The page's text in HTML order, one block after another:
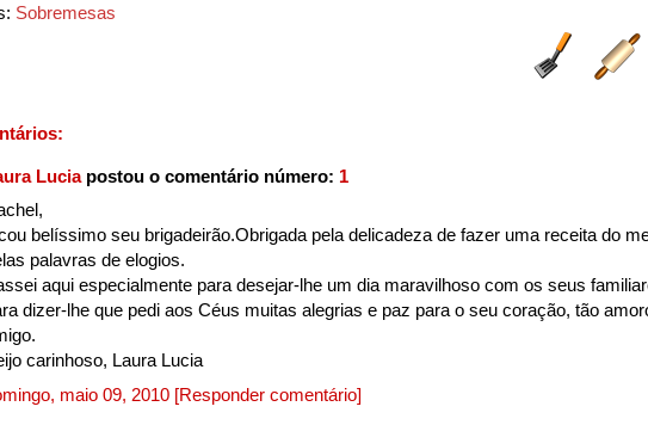
Sobremesas
Luciapostou o comentário número: 1
belíssimo seu brigadeirão.Obrigada pela delicadeza de fazer uma receita do
palavras de elogios.
aqui especialmente para desejar-lhe um dia maravilhoso com os seus
dizer-lhe que pedi aos Céus muitas alegrias e paz para o seu coração, tão
carinhoso, Laura Lucia
maio 09, 2010 [Responder comentário]